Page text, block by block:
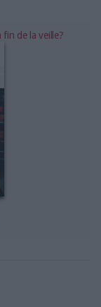
de la veille?